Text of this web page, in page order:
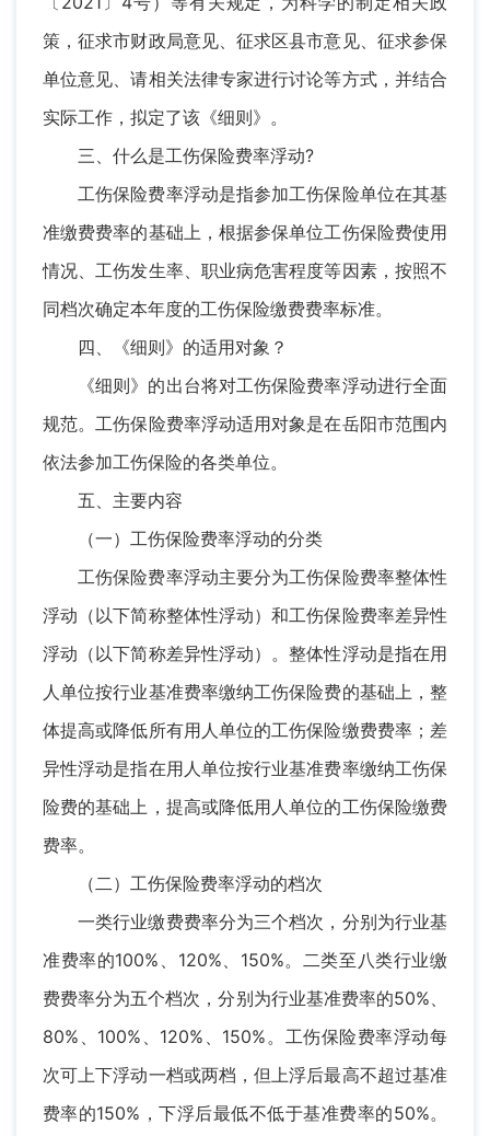
策，征求市财政局意见、征求区县市意见、征求参保
单位意见、请相关法律专家进行讨论等方式，并结合
实际工作，拟定了该《细则》。
三、什么是工伤保险费率浮动?
工伤保险费率浮动是指参加工伤保险单位在其基
准缴费费率的基础上，根据参保单位工伤保险费使用
情况、工伤发生率、职业病危害程度等因素，按照不
同档次确定本年度的工伤保险缴费费率标准。
四、《细则》的适用对象？
《细则》的出台将对工伤保险费率浮动进行全面
规范。工伤保险费率浮动适用对象是在岳阳市范围内
依法参加工伤保险的各类单位。
五、主要内容
（一）工伤保险费率浮动的分类
工伤保险费率浮动主要分为工伤保险费率整体性
浮动（以下简称整体性浮动）和工伤保险费率差异性
浮动（以下简称差异性浮动）。整体性浮动是指在用
人单位按行业基准费率缴纳工伤保险费的基础上，整
体提高或降低所有用人单位的工伤保险缴费费率；差
异性浮动是指在用人单位按行业基准费率缴纳工伤保
险费的基础上，提高或降低用人单位的工伤保险缴费
费率。
（二）工伤保险费率浮动的档次
一类行业缴费费率分为三个档次，分别为行业基
准费率的100%、120%、150%。二类至八类行业缴
费费率分为五个档次，分别为行业基准费率的50%、
80%、100%、120%、150%。工伤保险费率浮动每
次可上下浮动一档或两档，但上浮后最高不超过基准
费率的150%，下浮后最低不低于基准费率的50%。